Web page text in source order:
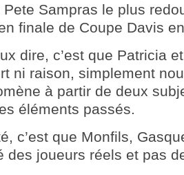
Pete Sampras le plus
finale de Coupe Davis
dire, c’est que Patricia
ni raison, simplement
à partir de deux
éléments passés.
c’est que Monfils,
des joueurs réels et pas